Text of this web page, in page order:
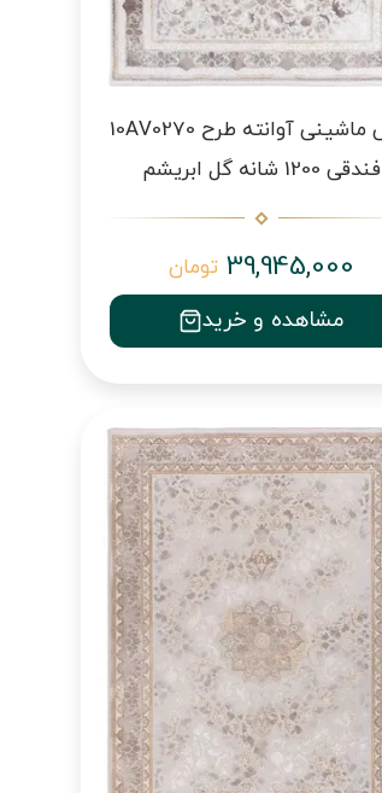
فرش ماشینی آوانته طرح 10AV0270
فندقی 1200 شانه گل ابریشم
39,945,000 تومان
مشاهده و خرید